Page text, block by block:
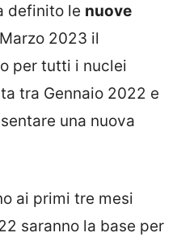
definito le nuove
2023 il
per tutti i nuclei
tra Gennaio 2022 e
una nuova
ai primi tre mesi
saranno la base per